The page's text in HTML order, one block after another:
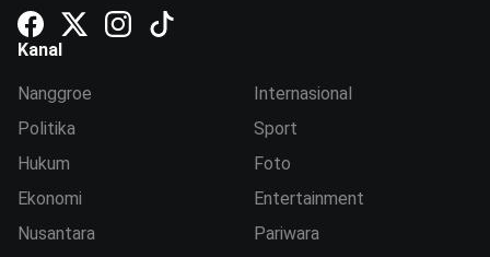
Kanal
Nanggroe
Politika
Hukum
Ekonomi
Nusantara
Internasional
Sport
Foto
Entertainment
Pariwara